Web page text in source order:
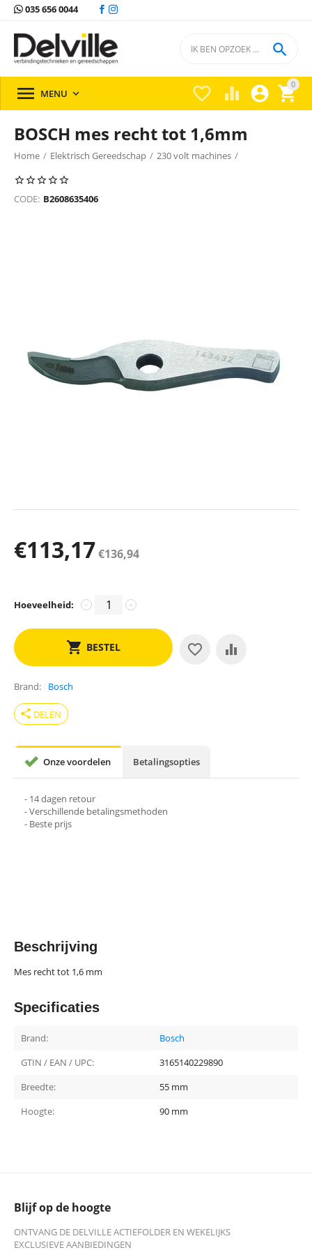
035 656 0044
0


 

 MENU 
BOSCH mes recht tot 1,6mm
Home / Elektrisch Gereedschap / 230 volt machines /
Overige machines
CODE: B2608635406
€113,17€136,94
Hoeveelheid: +
−
BESTEL
Brand Bosch
share DELEN
Onze voordelen Betalingsopties
- 14 dagen retour
- Verschillende betalingsmethoden
- Beste prijs
Beschrijving
Mes recht tot 1,6 mm
Specificaties
Brand:
Bosch
GTIN / EAN / UPC:
3165140229890
Breedte:
55 mm
Hoogte:
90 mm
Blijf op de hoogte
ONTVANG DE DELVILLE ACTIEFOLDER EN WEKELIJKS
EXCLUSIEVE AANBIEDINGEN